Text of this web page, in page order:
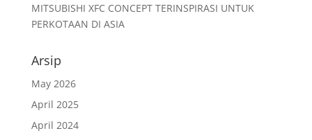
MITSUBISHI XFC CONCEPT TERINSPIRASI UNTUK
PERKOTAAN DI ASIA
Arsip
May 2026
April 2025
April 2024